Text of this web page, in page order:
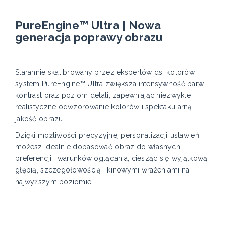
PureEngine™ Ultra | Nowa
generacja poprawy obrazu
Starannie skalibrowany przez ekspertów ds. kolorów
system PureEngine™ Ultra zwiększa intensywność barw,
kontrast oraz poziom detali, zapewniając niezwykle
realistyczne odwzorowanie kolorów i spektakularną
jakość obrazu.
Dzięki możliwości precyzyjnej personalizacji ustawień
możesz idealnie dopasować obraz do własnych
preferencji i warunków oglądania, ciesząc się wyjątkową
głębią, szczegółowością i kinowymi wrażeniami na
najwyższym poziomie.